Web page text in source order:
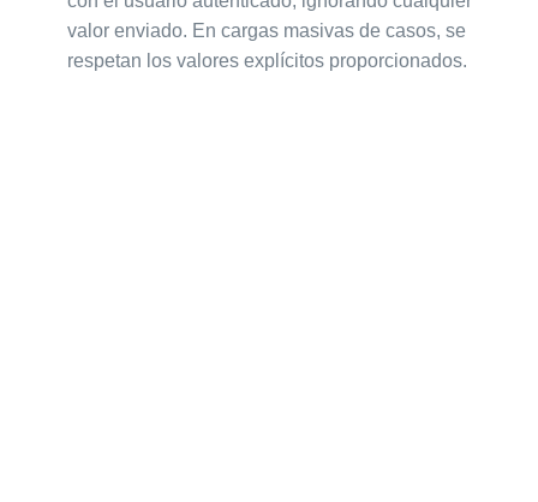
valor enviado. En cargas masivas de casos, se
respetan los valores explícitos proporcionados.